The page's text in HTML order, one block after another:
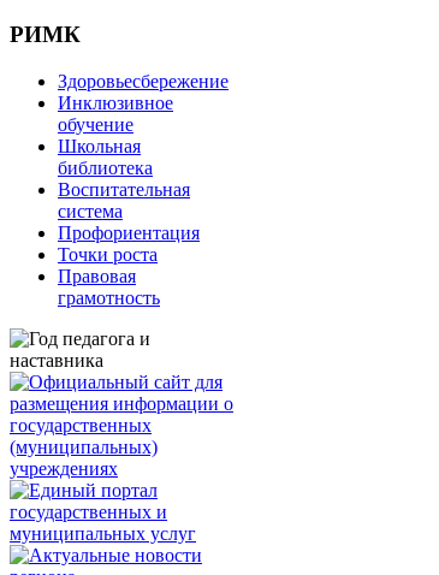
РИМК
Здоровьесбережение
Инклюзивное
обучение
Школьная
библиотека
Воспитательная
система
Профориентация
Точки роста
Правовая
грамотность